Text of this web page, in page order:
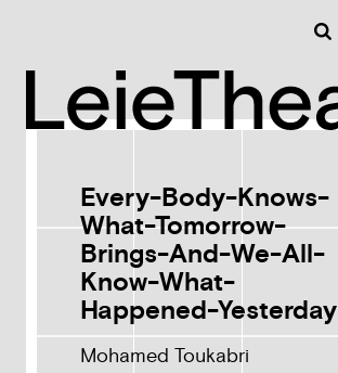
Every-Body-Knows-
What-Tomorrow-
Brings-And-We-All-
Know-What-
Happened-Yesterday
Mohamed Toukabri